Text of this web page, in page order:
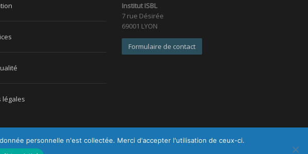
légales
Institut ISBL
7 rue Désirée
69001 LYON
Formulaire de contact
personnelle n'est collectée. Merci d'accepter l'utilisation de ceux-ci.